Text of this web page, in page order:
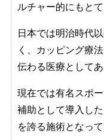
ルチャー的にもと
日本では明治時代
く、カッピング療
伝わる医療として
現在では有名スポ
補助として導入し
を誇る施術となって